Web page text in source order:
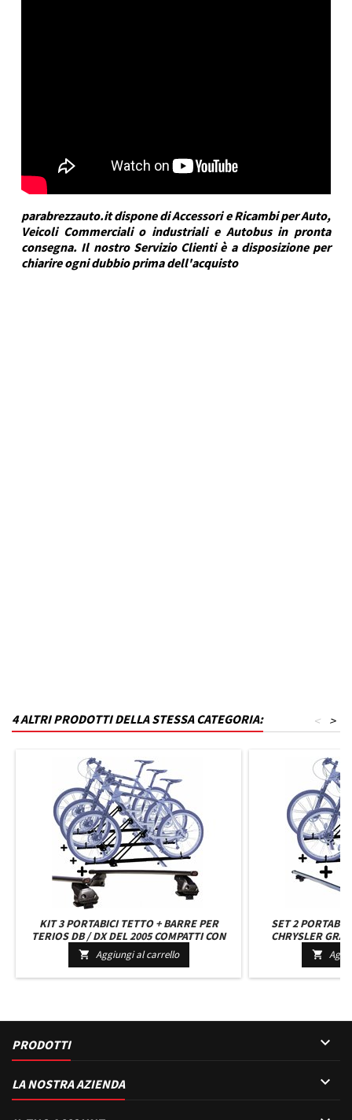
parabrezzauto.it dispone di Accessori e Ricambi per Auto,
Veicoli Commerciali o industriali e Autobus in pronta
consegna. Il nostro Servizio Clienti è a disposizione per
chiarire ogni dubbio prima dell'acquisto
4 ALTRI PRODOTTI DELLA STESSA CATEGORIA: >
<
KIT 3 PORTABICI TETTO + BARRE PER
TERIOS DB / DX DEL 2005 COMPATTI CON
CHIAVI BARRE 110 CM KIT ATTACCHI INCLUSI
MONTAGGIO FACILE
 Aggiungi al carrello
SET 2
CHRYSLER
UNIVERSALI
C/ 
PRODOTTI 
LA NOSTRA AZIENDA 